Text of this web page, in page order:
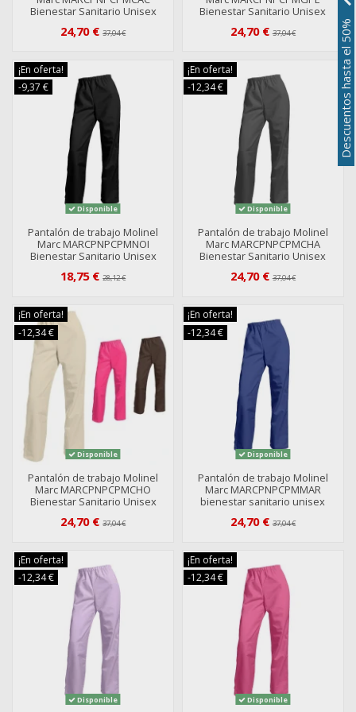
Bienestar Sanitario Unisex
24,70 €37,04 €
Bienestar Sanitario Unisex
24,70 €37,04 €
¡En oferta!
-9,37 €
Disponible
Pantalón de trabajo Molinel
Marc MARCPNPCPMNOI
Bienestar Sanitario Unisex
18,75 €28,12 €
¡En oferta!
-12,34 €
Disponible
Pantalón de trabajo Molinel
Marc MARCPNPCPMCHA
Bienestar Sanitario Unisex
24,70 €37,04 €
¡En oferta!
-12,34 €
Disponible
Pantalón de trabajo Molinel
Marc MARCPNPCPMCHO
Bienestar Sanitario Unisex
24,70 €37,04 €
¡En oferta!
-12,34 €
Disponible
Pantalón de trabajo Molinel
Marc MARCPNPCPMMAR
bienestar sanitario unisex
24,70 €37,04 €
¡En oferta!
-12,34 €
Disponible
¡En oferta!
-12,34 €
Disponible
Descuentos hasta el 50%